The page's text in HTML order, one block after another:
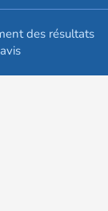
des résultats